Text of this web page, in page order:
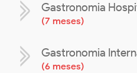
Gastronomia
(7 meses)
Gastronomia
(6 meses)